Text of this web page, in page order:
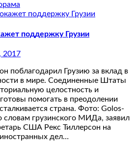
поддержку Грузии
2017
поблагодарил Грузию за вклад в
в мире. Соединенные Штаты
целостность и
помогать в преодолении
страна. Фото: Golos-
грузинского МИДа, заявил
США Рекс Тиллерсон на
дел…